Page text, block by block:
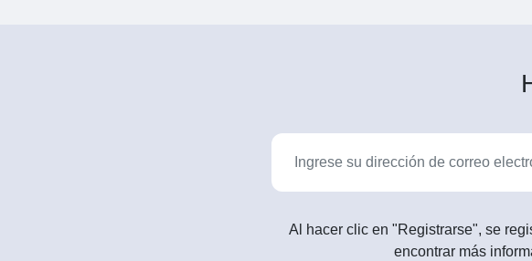
Al hacer clic en "Registrarse", se
encontrar más